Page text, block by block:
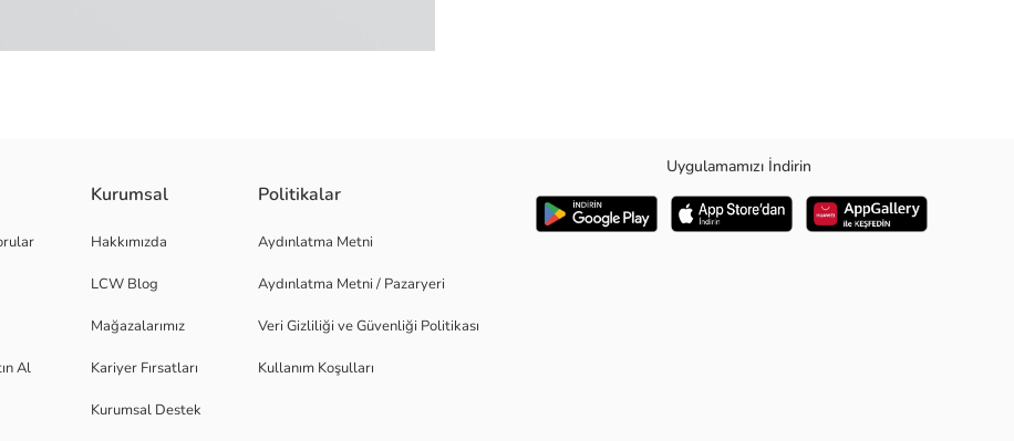
Al
Kurumsal
Hakkımızda
LCW Blog
Mağazalarımız
Kariyer Fırsatları
Kurumsal Destek
Politikalar
Aydınlatma Metni
Aydınlatma Metni / Pazaryeri
Veri Gizliliği ve Güvenliği Politikası
Kullanım Koşulları
Uygulamamızı İndirin